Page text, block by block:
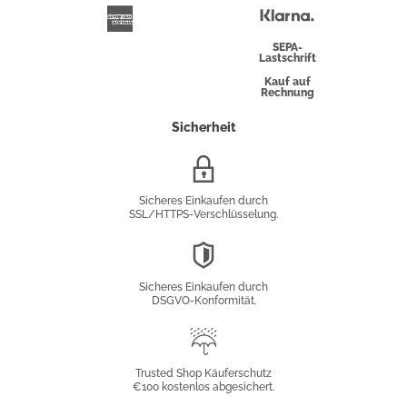
Überweisung
SEPA-
Lastschrift
Kauf auf
Rechnung
Sicherheit
Sicheres Einkaufen durch
SSL/HTTPS-Verschlüsselung.
Sicheres Einkaufen durch
DSGVO-Konformität.
Käuferschutz
Trusted Shop Käuferschutz
€100 kostenlos abgesichert.